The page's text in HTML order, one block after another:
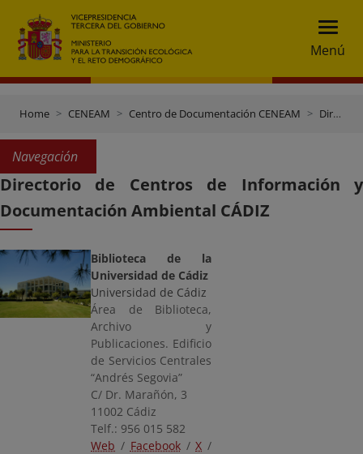
Menú
Home CENEAM Centro de Documentación CENEAM Directorio Centros de Documentación
Navegación
Directorio de Centros de Información y
Documentación Ambiental CÁDIZ
Biblioteca de la
Universidad de Cádiz
Universidad de Cádiz
Área de Biblioteca,
Archivo y
Publicaciones. Edificio
de Servicios Centrales
“Andrés Segovia”
C/ Dr. Marañón, 3
11002 Cádiz
Telf.: 956 015 582
Web / Facebook/X /